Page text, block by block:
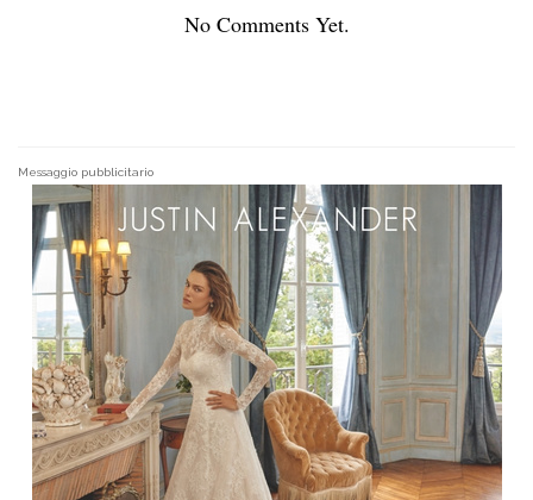
No Comments Yet.
Messaggio pubblicitario